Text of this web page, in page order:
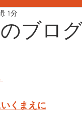
ブログ
: 1分
くまえに